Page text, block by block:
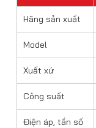
Hãng sản xuất
Model
Xuất xứ
Công suất
Điện áp, tần số